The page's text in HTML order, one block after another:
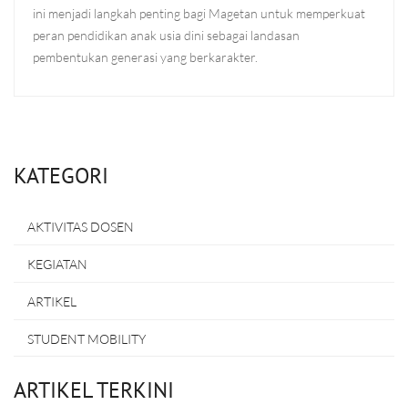
ini menjadi langkah penting bagi Magetan untuk memperkuat
peran pendidikan anak usia dini sebagai landasan
pembentukan generasi yang berkarakter.
KATEGORI
AKTIVITAS DOSEN
KEGIATAN
ARTIKEL
STUDENT MOBILITY
ARTIKEL TERKINI